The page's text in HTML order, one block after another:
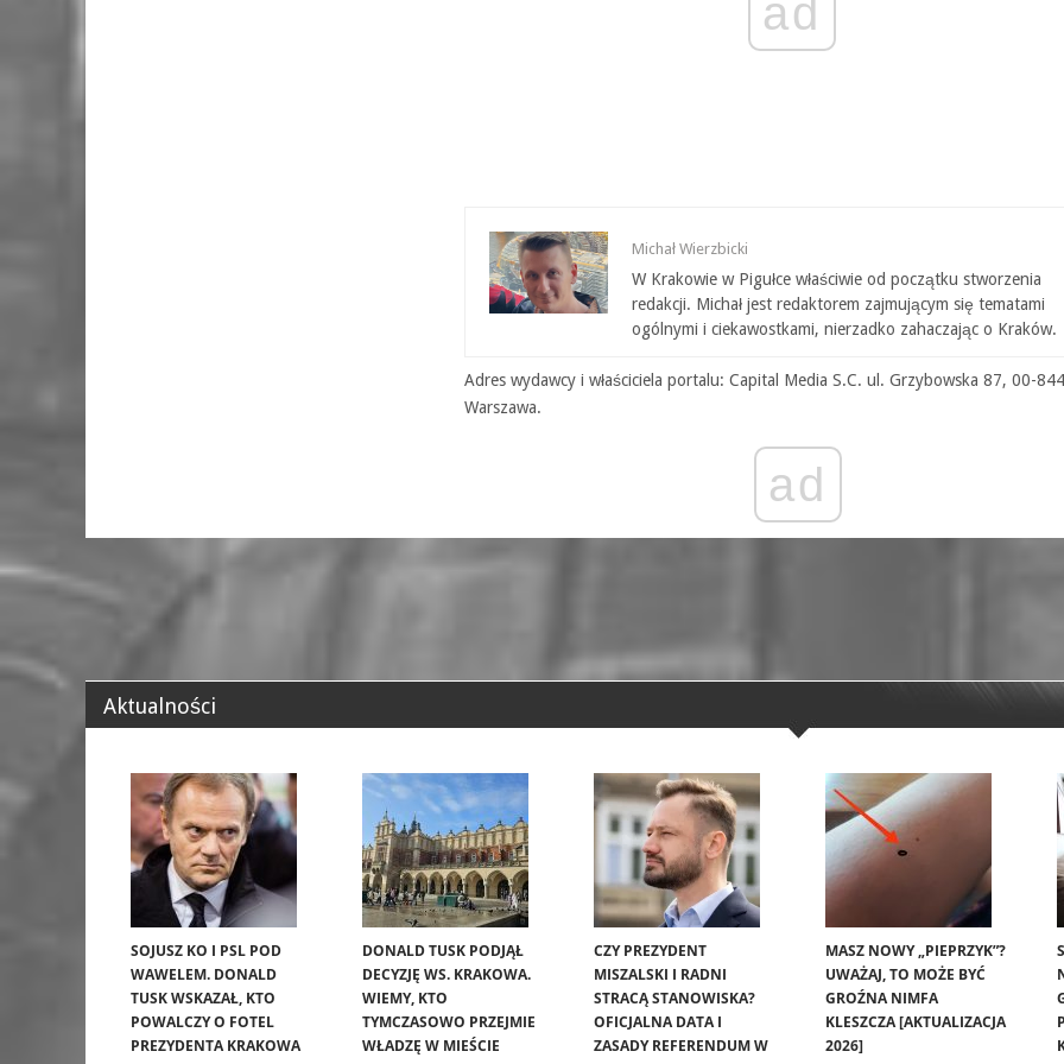
ad
Michał Wierzbicki
W Krakowie w Pigułce właściwie od początku stworzenia
redakcji. Michał jest redaktorem zajmującym się tematami
ogólnymi i ciekawostkami, nierzadko zahaczając o Kraków.
Adres wydawcy i właściciela portalu: Capital Media S.C. ul. Grzybowska 87, 00-844
Warszawa.
ad
Aktualności
SOJUSZ KO I PSL POD
WAWELEM. DONALD
TUSK WSKAZAŁ, KTO
POWALCZY O FOTEL
PREZYDENTA KRAKOWA
DONALD TUSK PODJĄŁ
DECYZJĘ WS. KRAKOWA.
WIEMY, KTO
TYMCZASOWO PRZEJMIE
WŁADZĘ W MIEŚCIE
CZY PREZYDENT
MISZALSKI I RADNI
STRACĄ STANOWISKA?
OFICJALNA DATA I
ZASADY REFERENDUM W
MASZ NOWY „PIEPRZYK”?
UWAŻAJ, TO MOŻE BYĆ
GROŹNA NIMFA
KLESZCZA [AKTUALIZACJA
2026]